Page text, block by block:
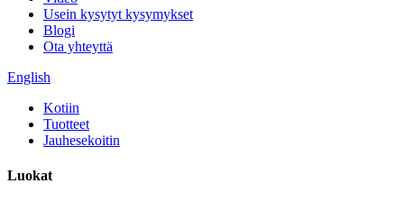
Usein kysytyt kysymykset
Blogi
Ota yhteyttä
English
Kotiin
Tuotteet
Jauhesekoitin
Luokat